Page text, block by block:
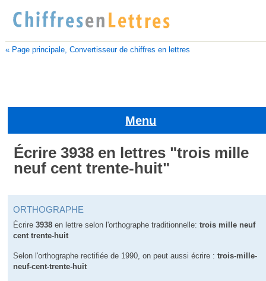
« Page principale, Convertisseur de chiffres en lettres
Menu
Écrire 3938 en lettres "trois mille
neuf cent trente-huit"
ORTHOGRAPHE
Écrire3938 en lettre selon l'orthographe traditionnelle:trois mille neuf
cent trente-huit
Selon l'orthographe rectifiée de 1990, on peut aussi écrire :trois-mille-
neuf-cent-trente-huit